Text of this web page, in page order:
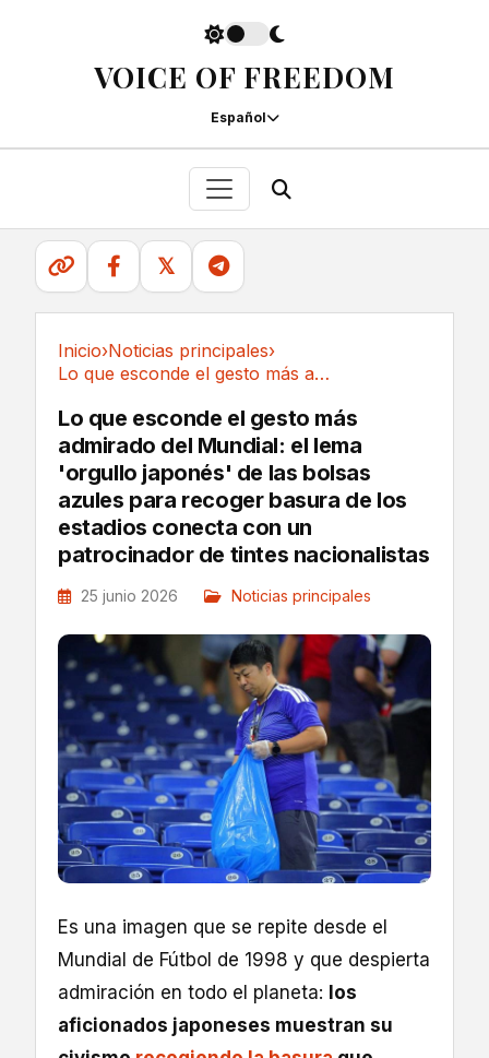
VOICE OF FREEDOM
Español
𝕏
Inicio›Noticias principales›
Lo que esconde el gesto más admirado del...
Lo que esconde el gesto más
admirado del Mundial: el lema
'orgullo japonés' de las bolsas
azules para recoger basura de los
estadios conecta con un
patrocinador de tintes nacionalistas
25 junio 2026 Noticias principales
Es una imagen que se repite desde el
Mundial de Fútbol de 1998 y que despierta
admiración en todo el planeta: los
aficionados japoneses muestran su